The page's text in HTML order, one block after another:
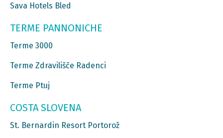
Sava Hotels Bled
TERME PANNONICHE
Terme 3000
Terme Zdravilišče Radenci
Terme Ptuj
COSTA SLOVENA
St. Bernardin Resort Portorož